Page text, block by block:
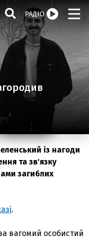
РАДІО
із нагоди
та зв'язку
загиблих
.
вагомий особистий